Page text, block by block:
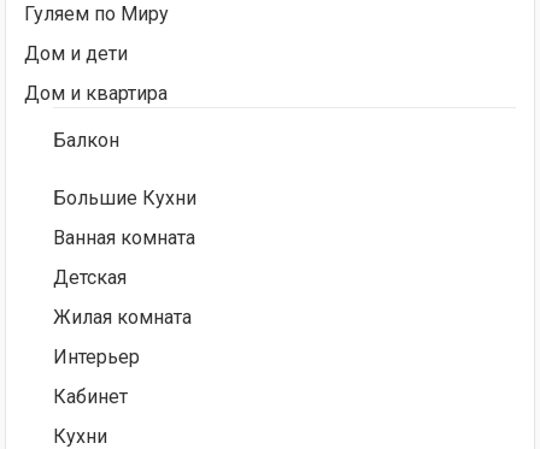
Гуляем по Миру
Дом и дети
Дом и квартира
Балкон
Большие Кухни
Ванная комната
Детская
Жилая комната
Интерьер
Кабинет
Кухни